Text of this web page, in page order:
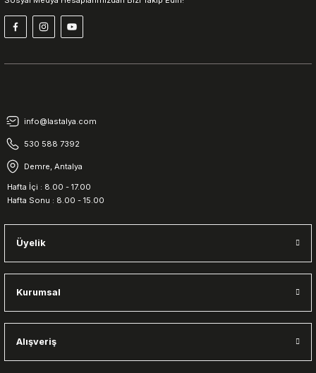
info@lastalya.com
530 588 7392
Demre, Antalya
Hafta İçi : 8.00 - 17.00
Hafta Sonu : 8.00 - 15.00
Üyelik
Kurumsal
Alışveriş